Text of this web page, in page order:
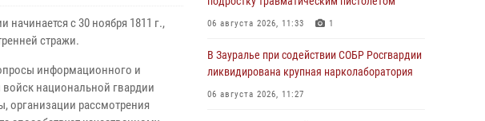
с 30 ноября 1811 г.,
стражи.
информационного и
национальной гвардии
организации рассмотрения
06 августа 2026, 11:33 1
В Зауралье при содействии СОБР Росгвардии
ликвидирована крупная нарколаборатория
06 августа 2026, 11:27